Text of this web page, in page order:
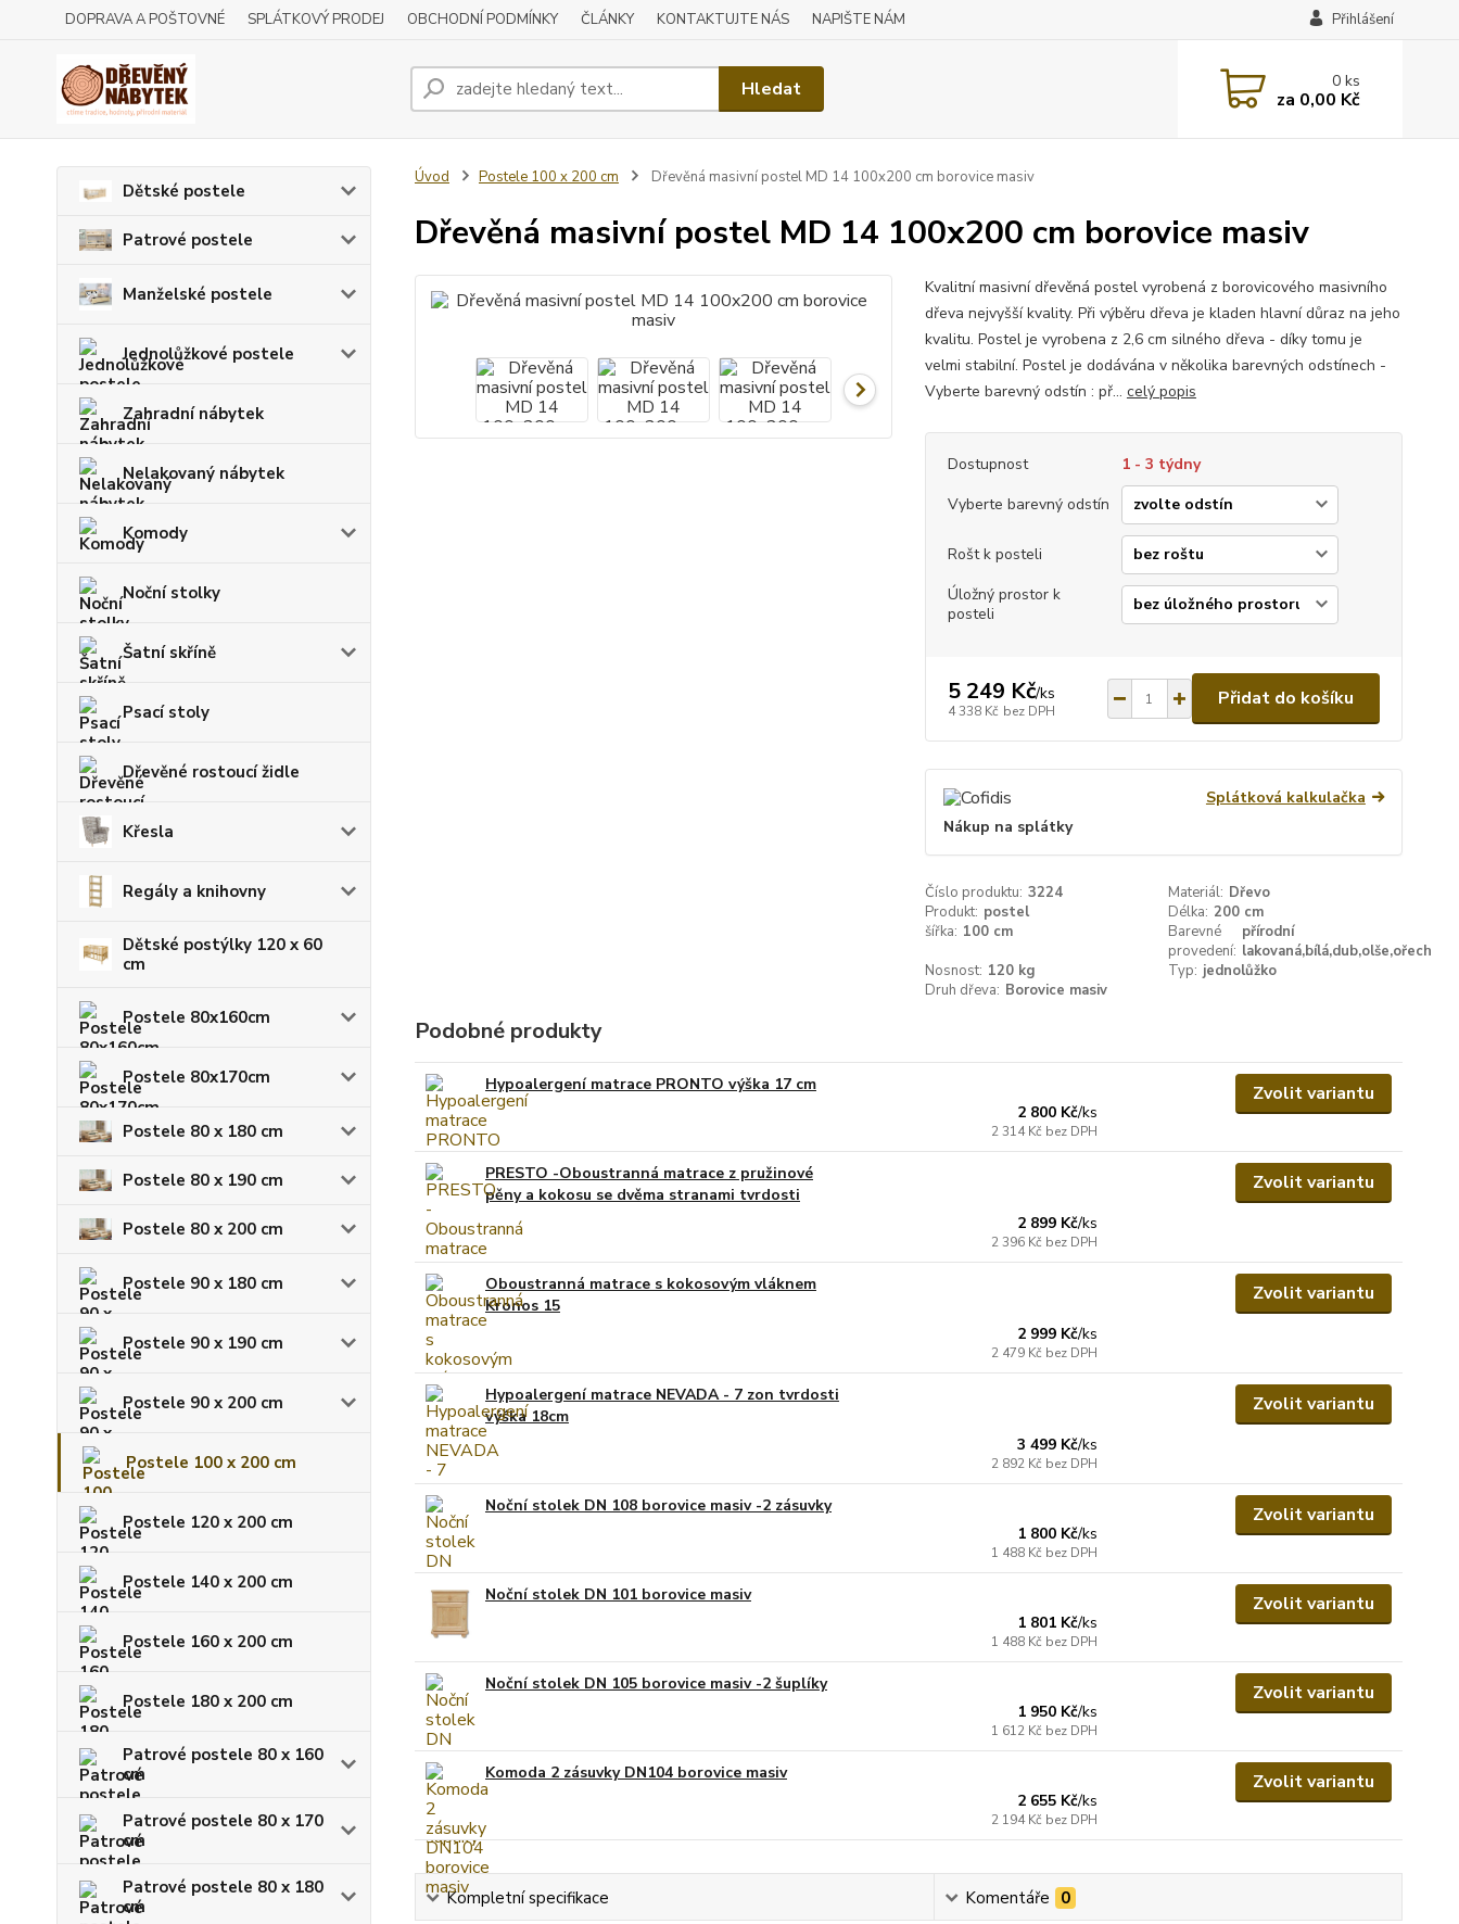
DOPRAVA A POŠTOVNÉ SPLÁTKOVÝ PRODEJ OBCHODNÍ PODMÍNKY ČLÁNKY KONTAKTUJTE NÁS NAPIŠTE NÁM Přihlášení
Hledat 0ks
za 0,00 Kč
Dětské postele
Patrové postele
Manželské postele
Jednolůžkové postele
Zahradní nábytek
Nelakovaný nábytek
Komody
Noční stolky
Šatní skříně
Psací stoly
Dřevěné rostoucí židle
Křesla
Regály a knihovny
Dětské postýlky 120 x 60
cm
Postele 80x160cm
Postele 80x170cm
Postele 80 x 180 cm
Postele 80 x 190 cm
Postele 80 x 200 cm
Postele 90 x 180 cm
Postele 90 x 190 cm
Postele 90 x 200 cm
Postele 100 x 200 cm
Postele 120 x 200 cm
Postele 140 x 200 cm
Postele 160 x 200 cm
Postele 180 x 200 cm
Patrové postele 80 x 160
cm
Patrové postele 80 x 170
cm
Patrové postele 80 x 180
cm
Úvod Postele 100 x 200 cm Dřevěná masivní postel MD 14 100x200 cm borovice masiv
Dřevěná masivní postel MD 14 100x200 cm borovice masiv
Kvalitní masivní dřevěná postel vyrobená z borovicového masivního
dřeva nejvyšší kvality. Při výběru dřeva je kladen hlavní důraz na jeho
kvalitu. Postel je vyrobena z 2,6 cm silného dřeva - díky tomu je
velmi stabilní. Postel je dodávána v několika barevných odstínech -
Vyberte barevný odstín : př... celý popis
Dostupnost
1 - 3 týdny
Vyberte barevný odstín
Rošt k posteli
Úložný prostor k
posteli
5 249 Kč/ks
4 338 Kč bez DPH
Přidat do košíku
Splátková kalkulačka
Nákup na splátky
Číslo produktu: 3224 Materiál: Dřevo
Produkt: postel Délka: 200 cm
šířka: 100 cm
Barevné
provedení:
přírodní
lakovaná,bílá,dub,olše,ořech
Nosnost: 120 kg Typ: jednolůžko
Druh dřeva: Borovice masiv
Podobné produkty
Hypoalergení matrace PRONTO výška 17 cm
2 800 Kč/ks
2 314 Kč bez DPH
Zvolit variantu
PRESTO -Oboustranná matrace z pružinové
pěny a kokosu se dvěma stranami tvrdosti
2 899 Kč/ks
2 396 Kč bez DPH
Zvolit variantu
Oboustranná matrace s kokosovým vláknem
Kronos 15
2 999 Kč/ks
2 479 Kč bez DPH
Zvolit variantu
Hypoalergení matrace NEVADA - 7 zon tvrdosti
výška 18cm
3 499 Kč/ks
2 892 Kč bez DPH
Zvolit variantu
Noční stolek DN 108 borovice masiv -2 zásuvky
1 800 Kč/ks
1 488 Kč bez DPH
Zvolit variantu
Noční stolek DN 101 borovice masiv
1 801 Kč/ks
1 488 Kč bez DPH
Zvolit variantu
Noční stolek DN 105 borovice masiv -2 šuplíky
1 950 Kč/ks
1 612 Kč bez DPH
Zvolit variantu
Komoda 2 zásuvky DN104 borovice masiv
2 655 Kč/ks
2 194 Kč bez DPH
Zvolit variantu
Kompletní specifikace Komentáře 0